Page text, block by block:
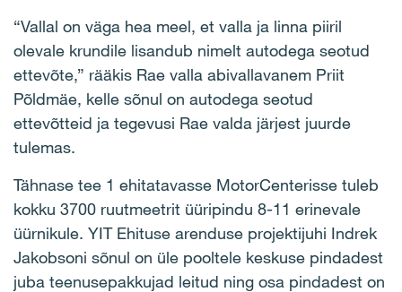
“Vallal on väga hea meel, et valla ja linna piiril
olevale krundile lisandub nimelt autodega seotud
ettevõte,” rääkis Rae valla abivallavanem Priit
Põldmäe, kelle sõnul on autodega seotud
ettevõtteid ja tegevusi Rae valda järjest juurde
tulemas.
Tähnase tee 1 ehitatavasse MotorCenterisse tuleb
kokku 3700 ruutmeetrit üüripindu 8-11 erinevale
üürnikule. YIT Ehituse arenduse projektijuhi Indrek
Jakobsoni sõnul on üle pooltele keskuse pindadest
juba teenusepakkujad leitud ning osa pindadest on